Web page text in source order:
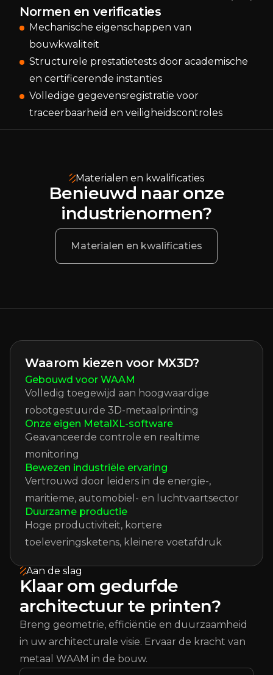
Normen en verificaties
Mechanische eigenschappen van
bouwkwaliteit
Structurele prestatietests door academische
en certificerende instanties
Volledige gegevensregistratie voor
traceerbaarheid en veiligheidscontroles
Materialen en kwalificaties
Benieuwd naar onze
industrienormen?
Materialen en kwalificaties
Waarom kiezen voor MX3D?
Gebouwd voor WAAM
Volledig toegewijd aan hoogwaardige
robotgestuurde 3D-metaalprinting
Onze eigen MetalXL-software
Geavanceerde controle en realtime
monitoring
Bewezen industriële ervaring
Vertrouwd door leiders in de energie-,
maritieme, automobiel- en luchtvaartsector
Duurzame productie
Hoge productiviteit, kortere
toeleveringsketens, kleinere voetafdruk
Aan de slag
Klaar om gedurfde
architectuur te printen?
Breng geometrie, efficiëntie en duurzaamheid
in uw architecturale visie. Ervaar de kracht van
metaal WAAM in de bouw.